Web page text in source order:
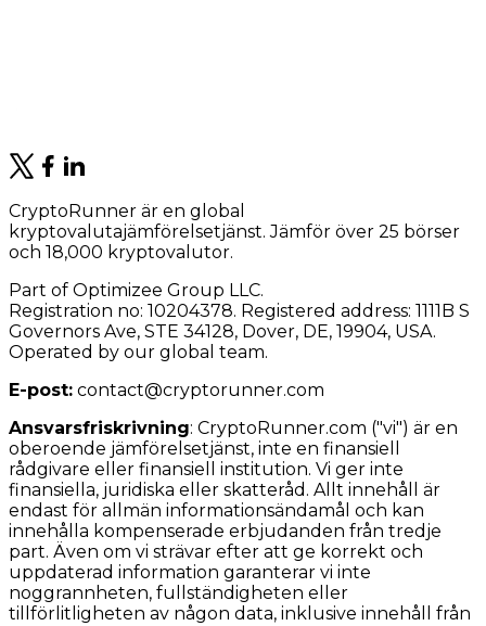
CryptoRunner är en global
kryptovalutajämförelsetjänst. Jämför över 25 börser
och 18,000 kryptovalutor.
Part of Optimizee Group LLC.
Registration no: 10204378. Registered address: 1111B S
Governors Ave, STE 34128, Dover, DE, 19904, USA.
Operated by our global team.
E-post: contact@cryptorunner.com
Ansvarsfriskrivning: CryptoRunner.com ("vi") är en
oberoende jämförelsetjänst, inte en finansiell
rådgivare eller finansiell institution. Vi ger inte
finansiella, juridiska eller skatteråd. Allt innehåll är
endast för allmän informationsändamål och kan
innehålla kompenserade erbjudanden från tredje
part. Även om vi strävar efter att ge korrekt och
uppdaterad information garanterar vi inte
noggrannheten, fullständigheten eller
tillförlitligheten av någon data, inklusive innehåll från